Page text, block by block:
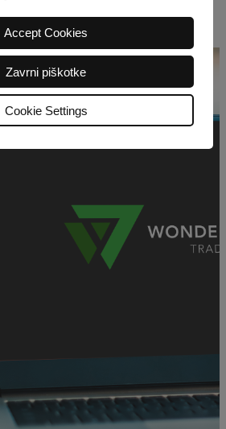
Accept Cookies
Zavrni piškotke
Cookie Settings